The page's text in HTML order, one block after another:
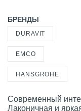
БРЕНДЫ
DURAVIT
EMCO
HANSGROHE
Современный
Лаконичная и